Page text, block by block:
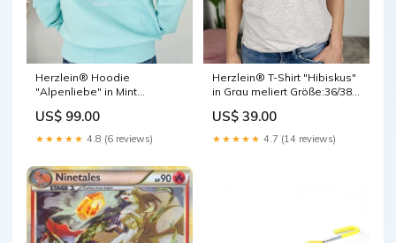
Herzlein® Hoodie
"Alpenliebe" in Mint
US$ 99.00
★★★★★ 4.8 (6 reviews)
Herzlein® T-Shirt "Hibiskus"
in Grau meliert Größe:36/38
US$ 39.00
★★★★★ 4.7 (14 reviews)